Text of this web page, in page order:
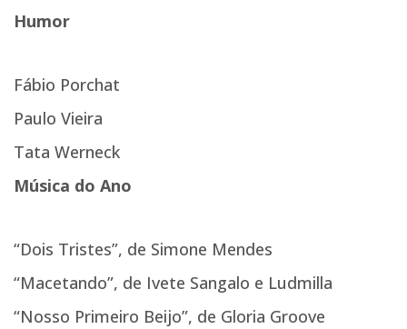
Humor
Fábio Porchat
Paulo Vieira
Tata Werneck
Música do Ano
“Dois Tristes”, de Simone Mendes
“Macetando”, de Ivete Sangalo e Ludmilla
“Nosso Primeiro Beijo”, de Gloria Groove